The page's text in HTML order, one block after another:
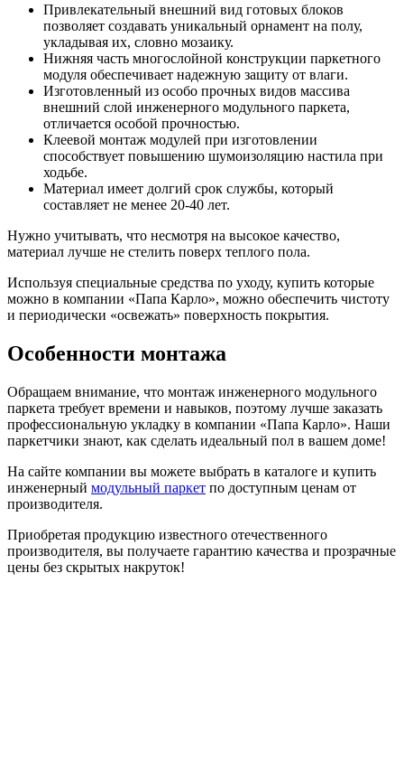
Привлекательный внешний вид готовых блоков
позволяет создавать уникальный орнамент на полу,
укладывая их, словно мозаику.
Нижняя часть многослойной конструкции паркетного
модуля обеспечивает надежную защиту от влаги.
Изготовленный из особо прочных видов массива
внешний слой инженерного модульного паркета,
отличается особой прочностью.
Клеевой монтаж модулей при изготовлении
способствует повышению шумоизоляцию настила при
ходьбе.
Материал имеет долгий срок службы, который
составляет не менее 20-40 лет.
Нужно учитывать, что несмотря на высокое качество,
материал лучше не стелить поверх теплого пола.
Используя специальные средства по уходу, купить которые
можно в компании «Папа Карло», можно обеспечить чистоту
и периодически «освежать» поверхность покрытия.
Особенности монтажа
Обращаем внимание, что монтаж инженерного модульного
паркета требует времени и навыков, поэтому лучше заказать
профессиональную укладку в компании «Папа Карло». Наши
паркетчики знают, как сделать идеальный пол в вашем доме!
На сайте компании вы можете выбрать в каталоге и купить
инженерный модульный паркет по доступным ценам от
производителя.
Приобретая продукцию известного отечественного
производителя, вы получаете гарантию качества и прозрачные
цены без скрытых накруток!